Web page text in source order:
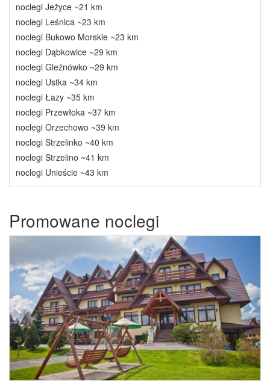
noclegi Jeżyce ~21 km
noclegi Leśnica ~23 km
noclegi Bukowo Morskie ~23 km
noclegi Dąbkowice ~29 km
noclegi Gleźnówko ~29 km
noclegi Ustka ~34 km
noclegi Łazy ~35 km
noclegi Przewłoka ~37 km
noclegi Orzechowo ~39 km
noclegi Strzelinko ~40 km
noclegi Strzelino ~41 km
noclegi Unieście ~43 km
Promowane noclegi